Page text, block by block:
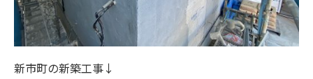
新市町の新築工事↓